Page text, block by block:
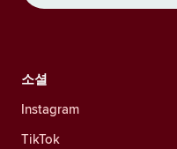
소셜
Instagram
TikTok